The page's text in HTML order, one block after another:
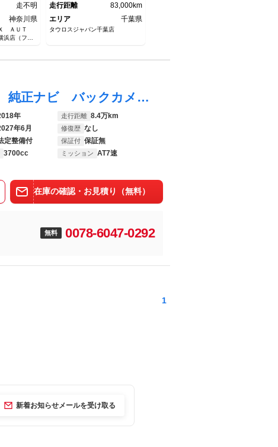
走不明
神奈川県
ＡＵＴ
店（フレ
パワーシート
走行距離
83,000km
エリア
千葉県
タウロスジャパン千葉店
フェアレディＺ ３．７ バージョン Ｔ 純正ナビ バックカメラ ドラレコ ＥＴＣ
年 走行距離 8.4万km
年6月 修復歴 なし
定整備付 保証付 保証無
3700cc ミッション AT7速
在庫の確認・お見積り（無料）
無料 0078-6047-0292
1
新着お知らせメールを受け取る